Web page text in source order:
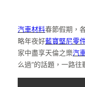
汽車材料春節假期，
略年夜好藍寶堅尼零
家中盡享天倫之樂汽
么過”的話題，一路往